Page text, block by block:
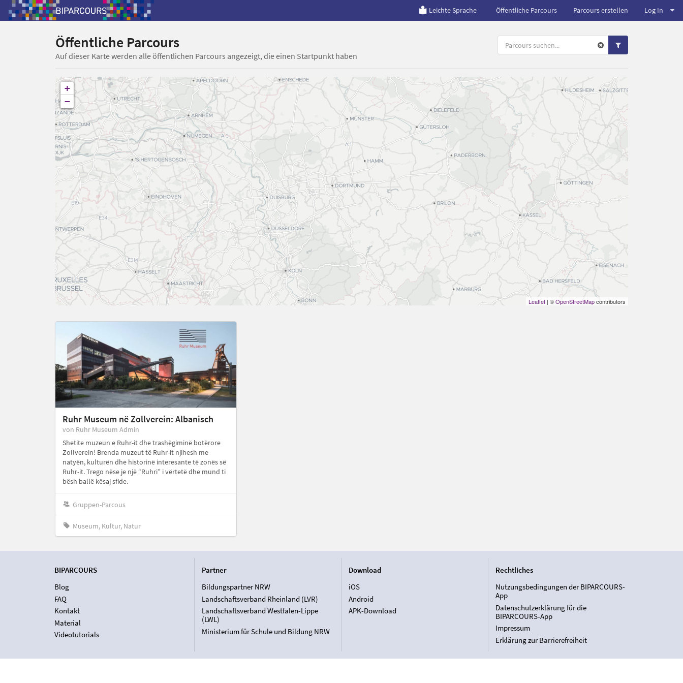
Leichte Sprache Öffentliche Parcours Parcours erstellen Log In
Öffentliche Parcours
Auf dieser Karte werden alle öffentlichen Parcours angezeigt, die einen Startpunkt haben
+
−
Leaflet| ©OpenStreetMapcontributors
Ruhr Museum në Zollverein: Albanisch
von Ruhr Museum Admin
Shetite muzeun e Ruhr-it dhe trashëgiminë botërore
Zollverein! Brenda muzeut të Ruhr-it njihesh me
natyën, kulturën dhe historinë interesante të zonës së
Ruhr-it. Trego nëse je një “Ruhri” i vërtetë dhe mund ti
bësh ballë kësaj sfide.
Gruppen-Parcous
Museum, Kultur, Natur
BIPARCOURS
Blog
FAQ
Kontakt
Material
Videotutorials
Partner
Bildungspartner NRW
Landschaftsverband Rheinland (LVR)
Landschaftsverband Westfalen-Lippe
(LWL)
Ministerium für Schule und Bildung NRW
Download
iOS
Android
APK-Download
Rechtliches
Nutzungsbedingungen der BIPARCOURS-
App
Datenschutzerklärung für die
BIPARCOURS-App
Impressum
Erklärung zur Barrierefreiheit